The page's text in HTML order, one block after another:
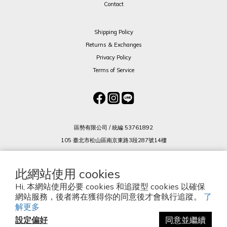
此網站使用 cookies
Hi, 本網站使用必要 cookies 和追蹤型 cookies 以確保
網站服務，後者將在獲得你的同意後才會執行追蹤。 了
解更多
設定偏好
同意並繼續
Contact
Shipping Policy
Returns & Exchanges
Privacy Policy
Terms of Service
區勢有限公司 / 統編 53761892
105 臺北市松山區南京東路3段287號14樓
(02) 8712 2836
Copyright © 2026, Billionaire Boys Club Taiwan.